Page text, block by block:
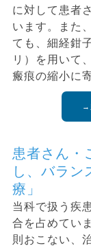
に対して患者
います。また
ても、細経鉗
リ）を用いて
瘢痕の縮小に
→
患者さん・
し、バラン
療」
当科で扱う疾
合を占めてい
則おこない、